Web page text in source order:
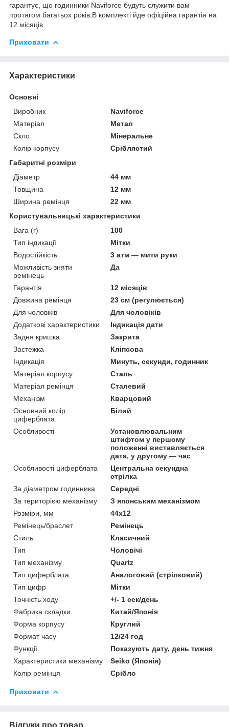
гарантує, що годинники Naviforce будуть служити вам
протягом багатьох років.В комплекті йде офіційна гарантія на
12 місяців.
Приховати
Характеристики
Основні
Виробник
Naviforce
Матеріал
Метал
Скло
Мінеральне
Колір корпусу
Сріблястий
Габаритні розміри
Діаметр
44 мм
Товщина
12 мм
Ширина ремінця
22 мм
Користувальницькі характеристики
Вага (г)
100
Тип індикації
Мітки
Водостійкість
3 атм — мити руки
Можливість зняти
ремінець
Да
Гарантія
12 місяців
Довжина ремінця
23 см (регулюється)
Для чоловіків
Для чоловіків
Додаткові характеристики
Індикація дати
Задня кришка
Закрита
Застежка
Кліпсова
Індикація
Минуть, секунди, годинник
Матеріал корпусу
Сталь
Матеріал ремінця
Сталевий
Механізм
Кварцовий
Основний колір
циферблата
Білий
Особливості
Установлювальним
штифтом у першому
положенні виставляється
дата, у другому — час
Особливості циферблата
Центральна секундна
стрілка
За діаметром годинника
Середні
За територією механізму
З японським механізмом
Розміри, мм
44х12
Ремінець/браслет
Ремінець
Стиль
Класичний
Тип
Чоловічі
Тип механізму
Quartz
Тип циферблата
Аналоговий (стрілковий)
Тип цифр
Мітки
Точність ходу
+/- 1 сек/день
Фабрика складки
Китай/Японія
Форма корпусу
Круглий
Формат часу
12/24 год
Функції
Показують дату, день тижня
Характеристики механізму
Seiko (Японія)
Колір ремінця
Срібло
Приховати
Відгуки про товар